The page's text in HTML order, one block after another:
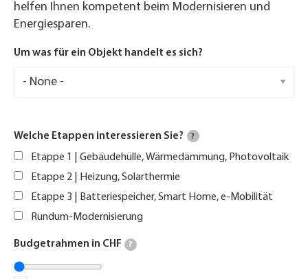
helfen Ihnen kompetent beim Modernisieren und
Energiesparen.
Um was für ein Objekt handelt es sich?
Welche Etappen interessieren Sie? ?
Etappe 1 | Gebäudehülle, Wärmedämmung, Photovoltaik
Etappe 2 | Heizung, Solarthermie
Etappe 3 | Batteriespeicher, Smart Home, e-Mobilität
Rundum-Modernisierung
Budgetrahmen in CHF ?